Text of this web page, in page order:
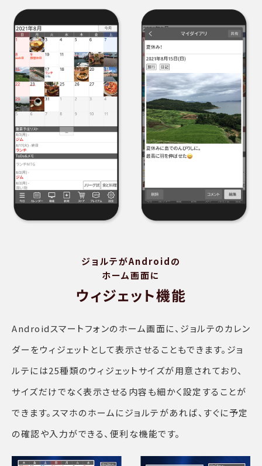
ジョルテがAndroidの
ホーム画面に
ウィジェット機能
Androidスマートフォンのホーム画面に、ジョルテのカレン
ダーをウィジェットとして表示させることもできます。ジョ
ルテには25種類のウィジェットサイズが用意されており、
サイズだけでなく表示させる内容も細かく設定することが
できます。スマホのホームにジョルテがあれば、すぐに予定
の確認や入力ができる、便利な機能です。